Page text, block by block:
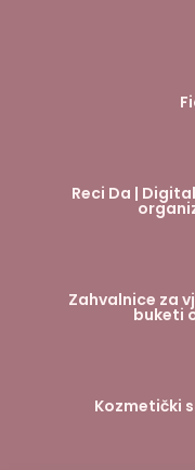
Reci Da |
Zahvalnice za
buketi
Kozmetički